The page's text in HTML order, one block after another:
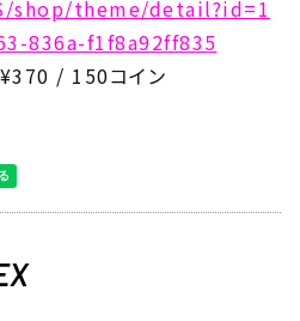
theme/detail?id=1
836a-f1f8a92ff835
/ 150コイン